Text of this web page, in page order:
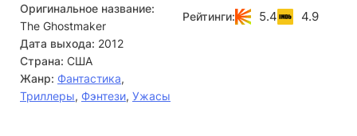
Оригинальное название:
The Ghostmaker
Дата выхода: 2012
Страна: США
Жанр: Фантастика,
Триллеры, Фэнтези, Ужасы
Рейтинги: 5.4 4.9